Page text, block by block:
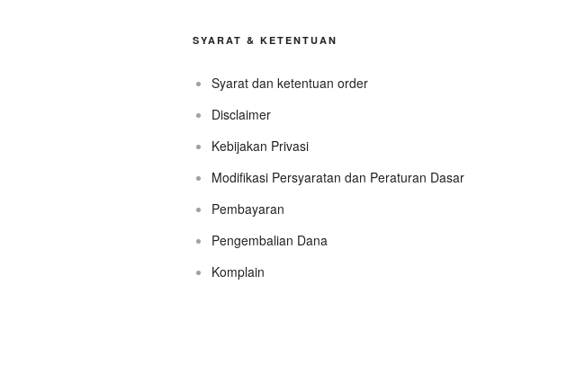
SYARAT & KETENTUAN
Syarat dan ketentuan order
Disclaimer
Kebijakan Privasi
Modifikasi Persyaratan dan Peraturan Dasar
Pembayaran
Pengembalian Dana
Komplain